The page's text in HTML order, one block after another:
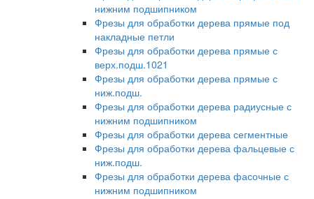
нижним подшипником
Фрезы для обработки дерева прямые под
накладные петли
Фрезы для обработки дерева прямые с
верх.подш.1021
Фрезы для обработки дерева прямые с
ниж.подш.
Фрезы для обработки дерева радиусные с
нижним подшипником
Фрезы для обработки дерева сегментные
Фрезы для обработки дерева фальцевые с
ниж.подш.
Фрезы для обработки дерева фасочные с
нижним подшипником